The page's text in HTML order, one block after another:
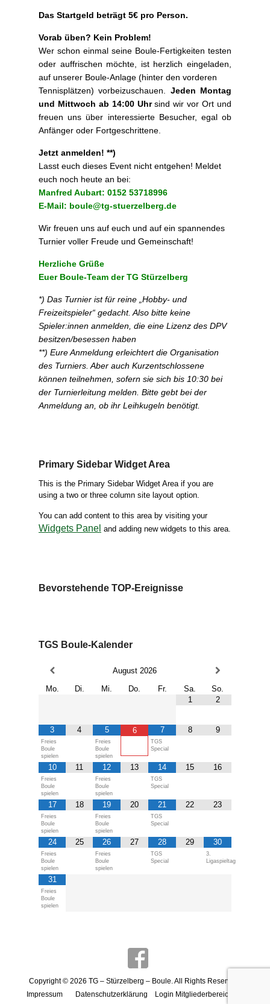
Das Startgeld beträgt 5€ pro Person.
Vorab üben? Kein Problem!
Wer schon einmal seine Boule-Fertigkeiten testen
oder auffrischen möchte, ist herzlich eingeladen,
auf unserer Boule-Anlage (hinter den vorderen
Tennisplätzen) vorbeizuschauen. Jeden Montag
und Mittwoch ab 14:00 Uhrsind wir vor Ort und
freuen uns über interessierte Besucher, egal ob
Anfänger oder Fortgeschrittene.
Jetzt anmelden! **)
Lasst euch dieses Event nicht entgehen! Meldet
euch noch heute an bei:
Manfred Aubart: 0152 53718996
E-Mail: boule@tg-stuerzelberg.de
Wir freuen uns auf euch und auf ein spannendes
Turnier voller Freude und Gemeinschaft!
Herzliche Grüße
Euer Boule-Team der TG Stürzelberg
*) Das Turnier ist für reine „Hobby- und
Freizeitspieler“ gedacht. Also bitte keine
Spieler:innen anmelden, die eine Lizenz des DPV
besitzen/besessen haben
**) Eure Anmeldung erleichtert die Organisation
des Turniers. Aber auch Kurzentschlossene
können teilnehmen, sofern sie sich bis 10:30 bei
der Turnierleitung melden. Bitte gebt bei der
Anmeldung an, ob ihr Leihkugeln benötigt.
Primary Sidebar Widget Area
This is the Primary Sidebar Widget Area if you are
using a two or three column site layout option.
You can add content to this area by visiting your
Widgets Panel and adding new widgets to this area.
Bevorstehende TOP-Ereignisse
TGS Boule-Kalender
August 2026
Mo.
Di. Mi. Do. Fr. Sa.
So.
1
2
3
Freies
Boule
spielen
4 5
Freies
Boule
spielen
6 7
TGS
Special
8 9
10
Freies
Boule
spielen
11 12
Freies
Boule
spielen
13 14
TGS
Special
15 16
17
Freies
Boule
spielen
18 19
Freies
Boule
spielen
20 21
TGS
Special
22 23
24
Freies
Boule
spielen
25 26
Freies
Boule
spielen
27 28
TGS
Special
29 30
3.
Ligaspieltag
31
Freies
Boule
spielen
Copyright © 2026 TG – Stürzelberg – Boule. All Rights Reserved.
Impressum
Datenschutzerklärung Login Mitgliederbereich